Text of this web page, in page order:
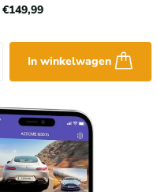
€149,99
In winkelwagen